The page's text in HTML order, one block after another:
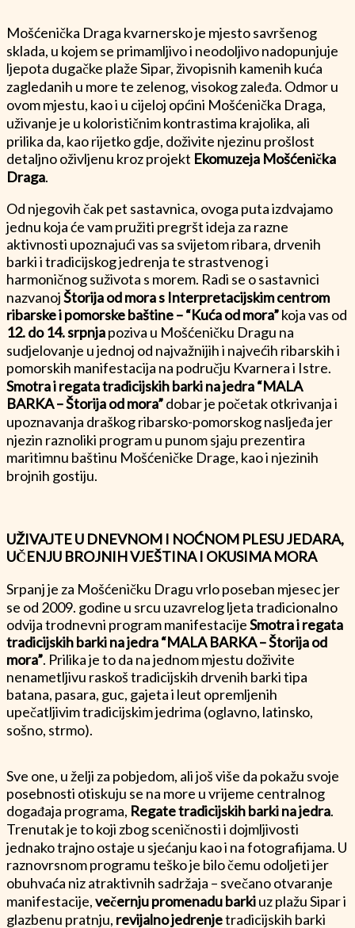
Mošćenička Draga kvarnersko je mjesto savršenog
sklada, u kojem se primamljivo i neodoljivo nadopunjuje
ljepota dugačke plaže Sipar, živopisnih kamenih kuća
zagledanih u more te zelenog, visokog zaleđa. Odmor u
ovom mjestu, kao i u cijeloj općini Mošćenička Draga,
uživanje je u kolorističnim kontrastima krajolika, ali
prilika da, kao rijetko gdje, doživite njezinu prošlost
detaljno oživljenu kroz projekt Ekomuzeja Mošćenička
Draga.
Od njegovih čak pet sastavnica, ovoga puta izdvajamo
jednu koja će vam pružiti pregršt ideja za razne
aktivnosti upoznajući vas sa svijetom ribara, drvenih
barki i tradicijskog jedrenja te strastvenog i
harmoničnog suživota s morem. Radi se o sastavnici
nazvanojŠtorija od mora s Interpretacijskim centrom
ribarske i pomorske baštine – “Kuća od mora”koja vas od
12. do 14. srpnjapoziva u Mošćeničku Dragu na
sudjelovanje u jednoj od najvažnijih i najvećih ribarskih i
pomorskih manifestacija na području Kvarnera i Istre.
Smotra i regata tradicijskih barki na jedra “MALA
BARKA – Štorija od mora”dobar je početak otkrivanja i
upoznavanja draškog ribarsko-pomorskog nasljeđa jer
njezin raznoliki program u punom sjaju prezentira
maritimnu baštinu Mošćeničke Drage, kao i njezinih
brojnih gostiju.
UŽIVAJTE U DNEVNOM I NOĆNOM PLESU JEDARA,
UČENJU BROJNIH VJEŠTINA I OKUSIMA MORA
Srpanj je za Mošćeničku Dragu vrlo poseban mjesec jer
se od 2009. godine u srcu uzavrelog ljeta tradicionalno
odvija trodnevni program manifestacijeSmotra i regata
tradicijskih barki na jedra “MALA BARKA – Štorija od
mora”. Prilika je to da na jednom mjestu doživite
nenametljivu raskoš tradicijskih drvenih barki tipa
batana, pasara, guc, gajeta i leut opremljenih
upečatljivim tradicijskim jedrima (oglavno, latinsko,
sošno, strmo).
Sve one, u želji za pobjedom, ali još više da pokažu svoje
posebnosti otiskuju se na more u vrijeme centralnog
događaja programa, Regate tradicijskih barki na jedra.
Trenutak je to koji zbog sceničnosti i dojmljivosti
jednako trajno ostaje u sjećanju kao i na fotografijama. U
raznovrsnom programu teško je bilo čemu odoljeti jer
obuhvaća niz atraktivnih sadržaja – svečano otvaranje
manifestacije,večernju promenadu barkiuz plažu Sipar i
glazbenu pratnju, revijalno jedrenjetradicijskih barki